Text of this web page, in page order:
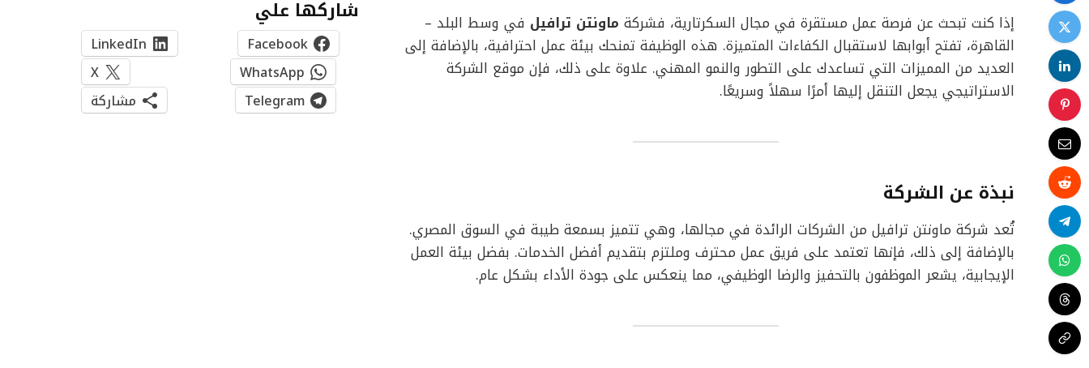
إذا كنت تبحث عن فرصة عمل مستقرة في مجال السكرتارية، فشركة ماونتن ترافيل في وسط البلد –
القاهرة، تفتح أبوابها لاستقبال الكفاءات المتميزة. هذه الوظيفة تمنحك بيئة عمل احترافية، بالإضافة إلى
العديد من المميزات التي تساعدك على التطور والنمو المهني. علاوة على ذلك، فإن موقع الشركة
الاستراتيجي يجعل التنقل إليها أمرًا سهلاً وسريعًا.
نبذة عن الشركة
تُعد شركة ماونتن ترافيل من الشركات الرائدة في مجالها، وهي تتميز بسمعة طيبة في السوق المصري.
بالإضافة إلى ذلك، فإنها تعتمد على فريق عمل محترف وملتزم بتقديم أفضل الخدمات. بفضل بيئة العمل
الإيجابية، يشعر الموظفون بالتحفيز والرضا الوظيفي، مما ينعكس على جودة الأداء بشكل عام.
شاركها علي
Facebook
LinkedIn
WhatsApp
X
Telegram
مشاركة